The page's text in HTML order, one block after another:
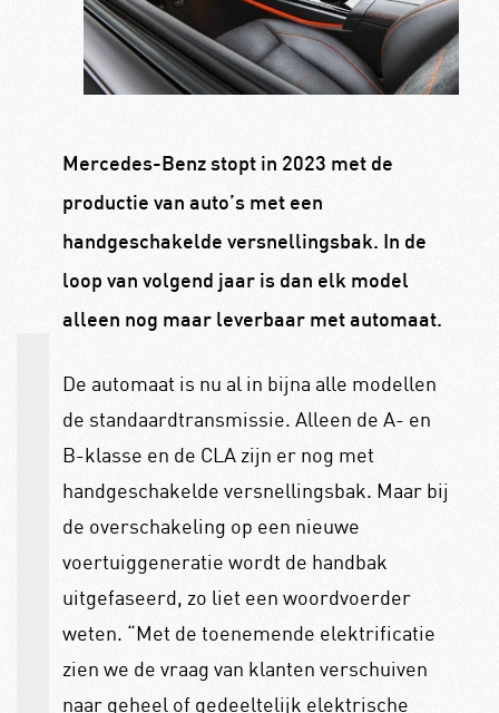
Mercedes-Benz stopt in 2023 met de
productie van auto’s met een
handgeschakelde versnellingsbak. In de
loop van volgend jaar is dan elk model
alleen nog maar leverbaar met automaat.
De automaat is nu al in bijna alle modellen
de standaardtransmissie. Alleen de A- en
B-klasse en de CLA zijn er nog met
handgeschakelde versnellingsbak. Maar bij
de overschakeling op een nieuwe
voertuiggeneratie wordt de handbak
uitgefaseerd, zo liet een woordvoerder
weten. “Met de toenemende elektrificatie
zien we de vraag van klanten verschuiven
naar geheel of gedeeltelijk elektrische